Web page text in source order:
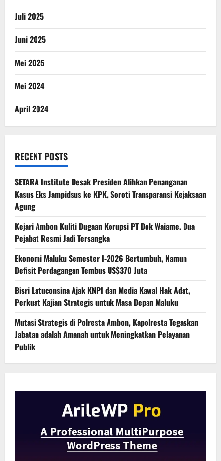
Juli 2025
Juni 2025
Mei 2025
Mei 2024
April 2024
RECENT POSTS
SETARA Institute Desak Presiden Alihkan Penanganan
Kasus Eks Jampidsus ke KPK, Soroti Transparansi Kejaksaan
Agung
Kejari Ambon Kuliti Dugaan Korupsi PT Dok Waiame, Dua
Pejabat Resmi Jadi Tersangka
Ekonomi Maluku Semester I-2026 Bertumbuh, Namun
Defisit Perdagangan Tembus US$370 Juta
Bisri Latuconsina Ajak KNPI dan Media Kawal Hak Adat,
Perkuat Kajian Strategis untuk Masa Depan Maluku
Mutasi Strategis di Polresta Ambon, Kapolresta Tegaskan
Jabatan adalah Amanah untuk Meningkatkan Pelayanan
Publik